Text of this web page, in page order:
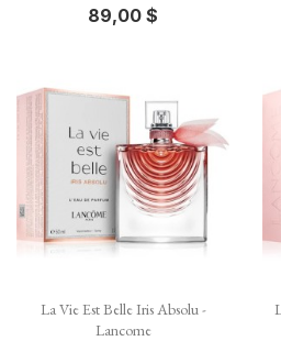
89,00 $
La Vie Est Belle Iris Absolu -
Lancome